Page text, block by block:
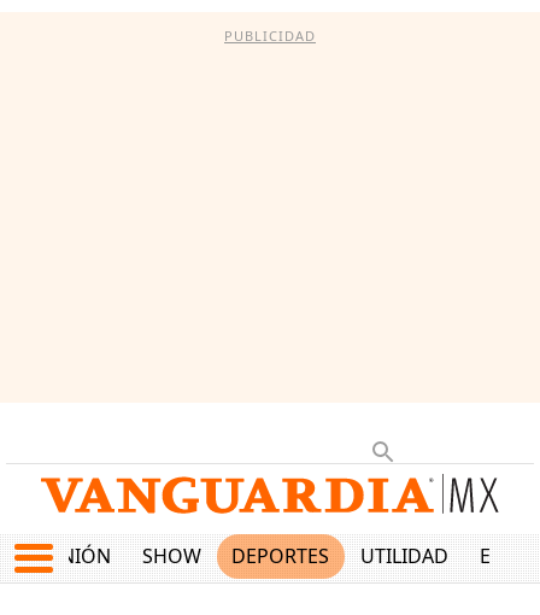
PUBLICIDAD
OPINIÓN SHOW DEPORTES UTILIDAD